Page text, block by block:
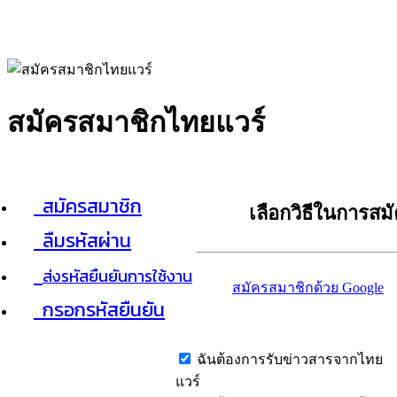
สมัครสมาชิกไทยแวร์
สมัครสมาชิก
ลืมรหัสผ่าน
ส่งรหัสยืนยันการใช้งาน
กรอกรหัสยืนยัน
เลือกวิธีในการส
สมัครสมาชิกด้วย Google
ฉันต้องการรับข่าวสารจากไทย
แวร์